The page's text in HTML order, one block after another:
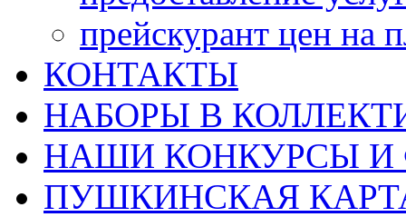
прейскурант цен на
КОНТАКТЫ
НАБОРЫ В
НАШИ КОНКУРСЫ И
ПУШКИНСКАЯ